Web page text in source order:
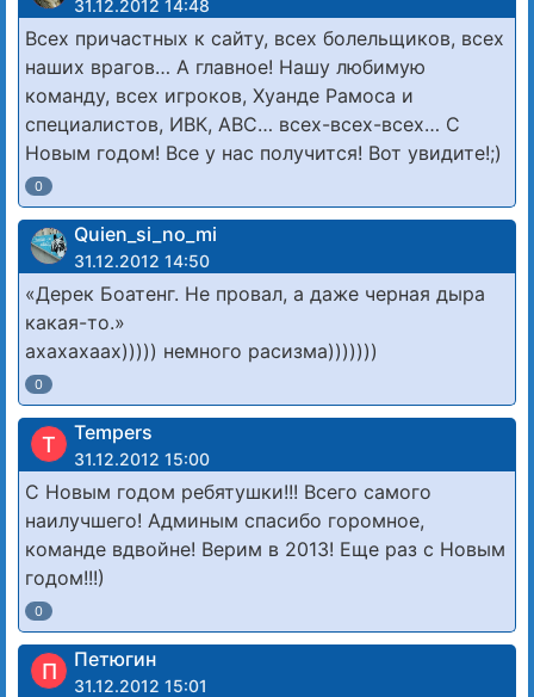
31.12.2012 14:48
Всех причастных к сайту, всех болельщиков, всех
наших врагов… А главное! Нашу любимую
команду, всех игроков, Хуанде Рамоса и
специалистов, ИВК, АВС… всех-всех-всех… С
Новым годом! Все у нас получится! Вот увидите!;)
0
Quien_si_no_mi
31.12.2012 14:50
«Дерек Боатенг. Не провал, а даже черная дыра
какая-то.»
ахахахаах))))) немного расизма)))))))
0
T Tempers
31.12.2012 15:00
С Новым годом ребятушки!!! Всего самого
наилучшего! Админым спасибо горомное,
команде вдвойне! Верим в 2013! Еще раз с Новым
годом!!!)
0
П Петюгин
31.12.2012 15:01